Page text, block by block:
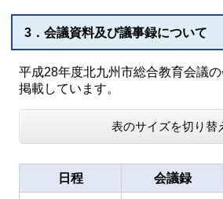
3．会議資料及び議事録について
平成28年度北九州市総合教育会議
掲載しています。
表のサイズを切り替
日程 会議録